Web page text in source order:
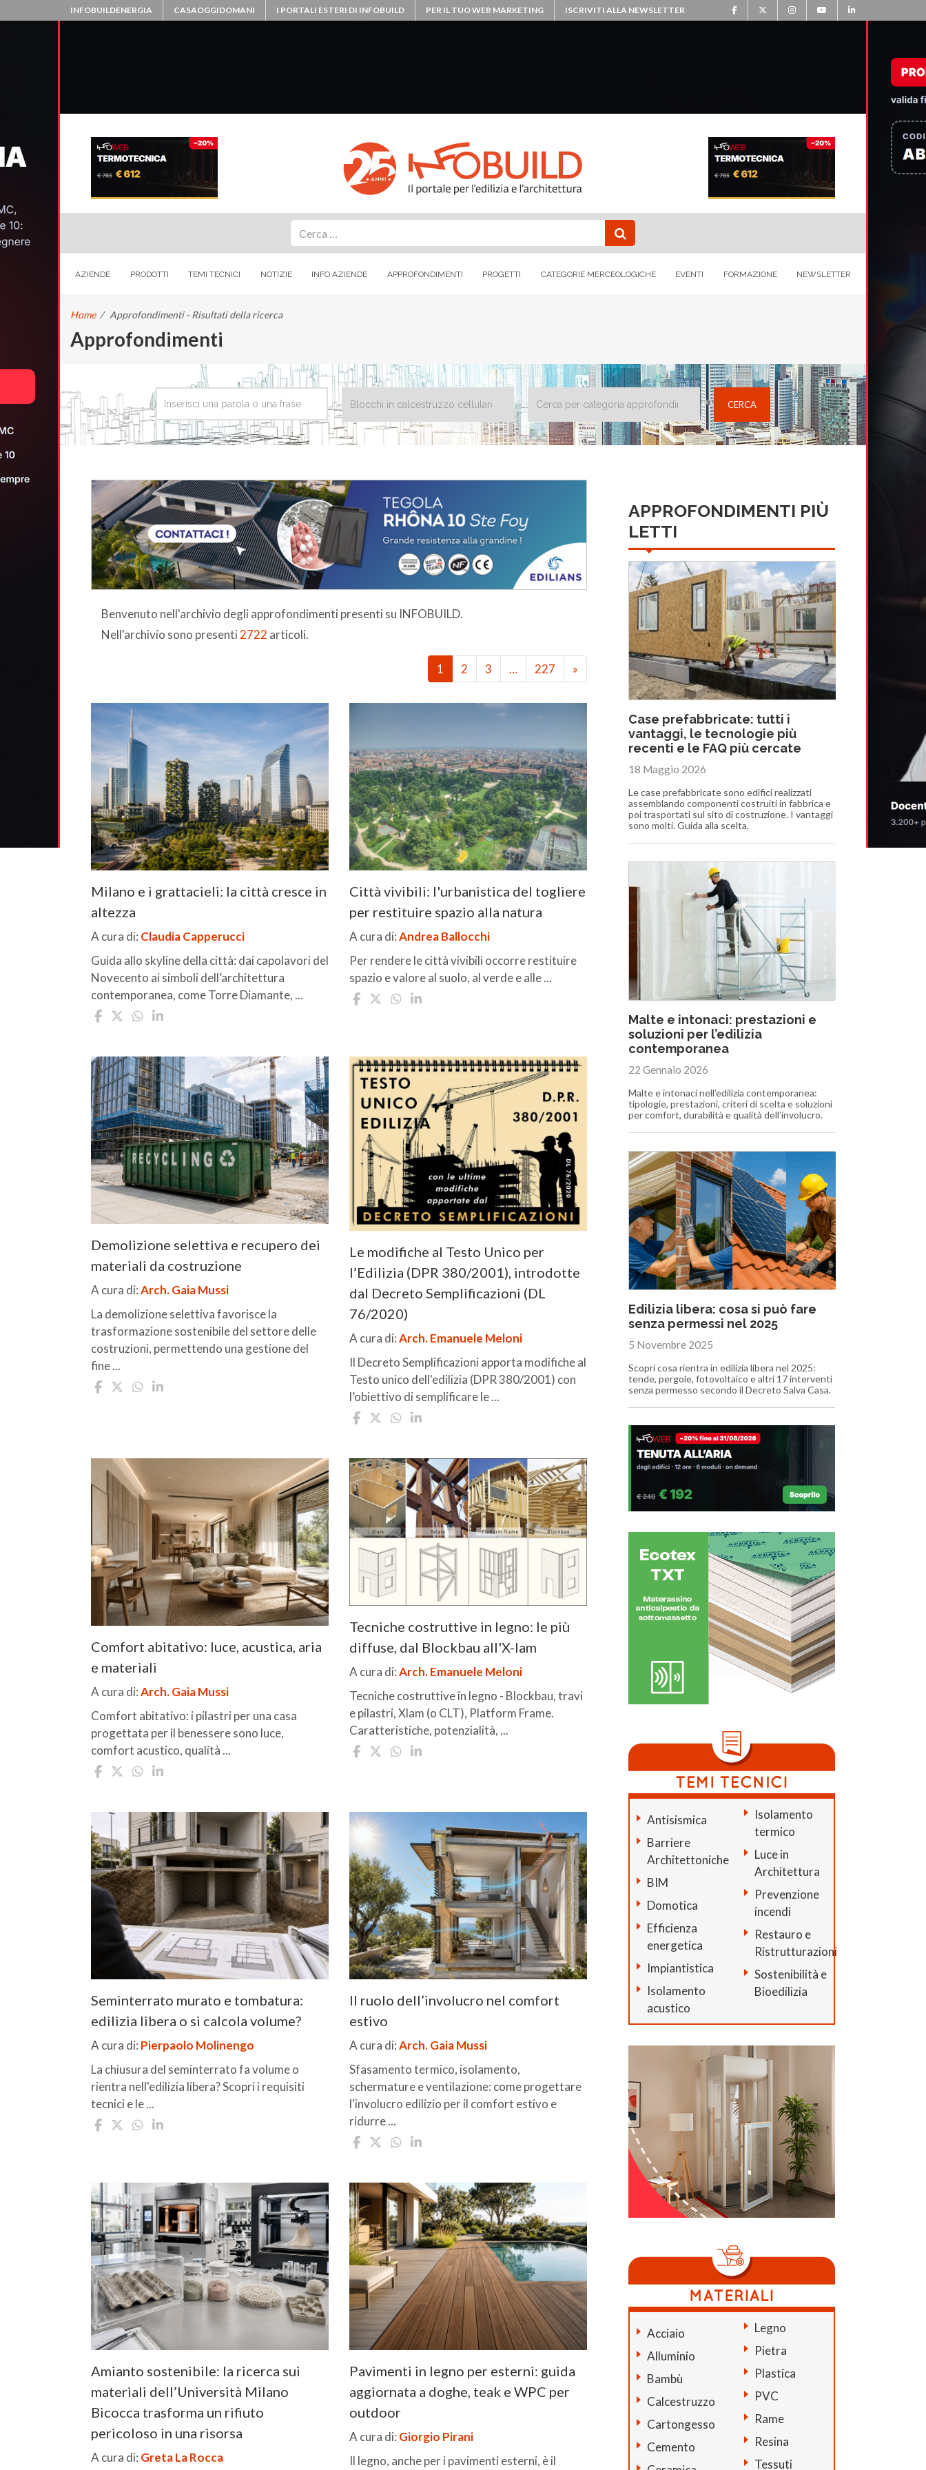
INFOBUILDENERGIA CASAOGGIDOMANI I PORTALI ESTERI DI INFOBUILD PER IL TUO WEB MARKETING ISCRIVITI ALLA NEWSLETTER
AZIENDE PRODOTTI TEMI TECNICI NOTIZIE INFO AZIENDE APPROFONDIMENTI PROGETTI CATEGORIE MERCEOLOGICHE EVENTI FORMAZIONE NEWSLETTER
Home / Approfondimenti - Risultati della ricerca
Approfondimenti
Benvenuto nell'archivio degli approfondimenti presenti su INFOBUILD.
Nell'archivio sono presenti 2722 articoli.
1 2 3 … 227 »
Milano e i grattacieli: la città cresce in
altezza
A cura di: Claudia Capperucci
Guida allo skyline della città: dai capolavori del
Novecento ai simboli dell’architettura
contemporanea, come Torre Diamante, ...
Città vivibili: l'urbanistica del togliere
per restituire spazio alla natura
A cura di:Andrea Ballocchi
Per rendere le città vivibili occorre restituire
spazio e valore al suolo, al verde e alle ...
Demolizione selettiva e recupero dei
materiali da costruzione
A cura di:Arch. Gaia Mussi
La demolizione selettiva favorisce la
trasformazione sostenibile del settore delle
costruzioni, permettendo una gestione del
fine ...
Le modifiche al Testo Unico per
l’Edilizia (DPR 380/2001), introdotte
dal Decreto Semplificazioni (DL
76/2020)
A cura di:Arch. Emanuele Meloni
Il Decreto Semplificazioni apporta modifiche al
Testo unico dell'edilizia (DPR 380/2001) con
l’obiettivo di semplificare le ...
Comfort abitativo: luce, acustica, aria
e materiali
A cura di:Arch. Gaia Mussi
Comfort abitativo: i pilastri per una casa
progettata per il benessere sono luce,
comfort acustico, qualità ...
Tecniche costruttive in legno: le più
diffuse, dal Blockbau all'X-lam
A cura di:Arch. Emanuele Meloni
Tecniche costruttive in legno - Blockbau, travi
e pilastri, Xlam (o CLT), Platform Frame.
Caratteristiche, potenzialità, ...
Seminterrato murato e tombatura:
edilizia libera o si calcola volume?
A cura di: Pierpaolo Molinengo
La chiusura del seminterrato fa volume o
rientra nell'edilizia libera? Scopri i requisiti
tecnici e le ...
Il ruolo dell’involucro nel comfort
estivo
A cura di:Arch. Gaia Mussi
Sfasamento termico, isolamento,
schermature e ventilazione: come progettare
l'involucro edilizio per il comfort estivo e
ridurre ...
Amianto sostenibile: la ricerca sui
materiali dell’Università Milano
Bicocca trasforma un rifiuto
pericoloso in una risorsa
A cura di: Greta La Rocca
Pavimenti in legno per esterni: guida
aggiornata a doghe, teak e WPC per
outdoor
A cura di: Giorgio Pirani
Il legno, anche per i pavimenti esterni, è il
APPROFONDIMENTI PIÙ
LETTI
Case prefabbricate: tutti i
vantaggi, le tecnologie più
recenti e le FAQ più cercate
18 Maggio 2026
Le case prefabbricate sono edifici realizzati
assemblando componenti costruiti in fabbrica e
poi trasportati sul sito di costruzione. I vantaggi
sono molti. Guida alla scelta.
Malte e intonaci: prestazioni e
soluzioni per l’edilizia
contemporanea
22 Gennaio 2026
Malte e intonaci nell’edilizia contemporanea:
tipologie, prestazioni, criteri di scelta e soluzioni
per comfort, durabilità e qualità dell’involucro.
Edilizia libera: cosa si può fare
senza permessi nel 2025
5 Novembre 2025
Scopri cosa rientra in edilizia libera nel 2025:
tende, pergole, fotovoltaico e altri 17 interventi
senza permesso secondo il Decreto Salva Casa.
Antisismica
Barriere
Architettoniche
BIM
Domotica
Efficienza
energetica
Impiantistica
Isolamento
acustico
Isolamento
termico
Luce in
Architettura
Prevenzione
incendi
Restauro e
Ristrutturazioni
Sostenibilità e
Bioedilizia
Acciaio
Alluminio
Bambù
Calcestruzzo
Cartongesso
Cemento
Legno
Pietra
Plastica
PVC
Rame
Resina
Tessuti